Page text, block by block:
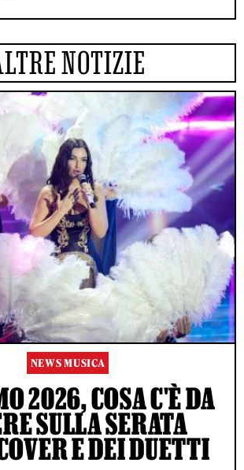
NOTIZIE
NEWS MUSICA
2026, COSA C'È DA
SULLA SERATA
E DEI DUETTI